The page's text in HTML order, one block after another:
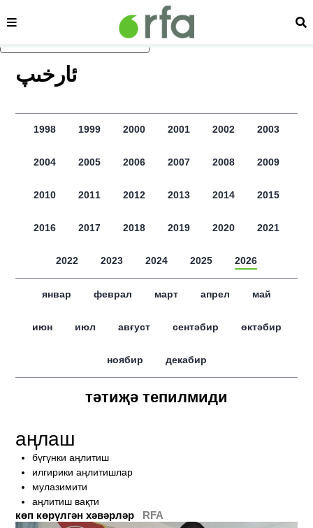
асаслиқ мәзмунға атлаң
сәһипә
ﺋﺎﺭﺧﯩﭗ
1998 1999 2000 2001 2002 2003
2004 2005 2006 2007 2008 2009
2010 2011 2012 2013 2014 2015
2016 2017 2018 2019 2020 2021
2022 2023 2024 2025 2026
январ феврал март апрел май
июн июл авғуст сентәбир өктәбир
ноябир декабир
тәтиҗә тепилмиди
аңлаш
бүгүнки аңлитиш
илгирики аңлитишлар
мулазимити
аңлитиш вақти
көп көрүлгән хәвәрләр RFA